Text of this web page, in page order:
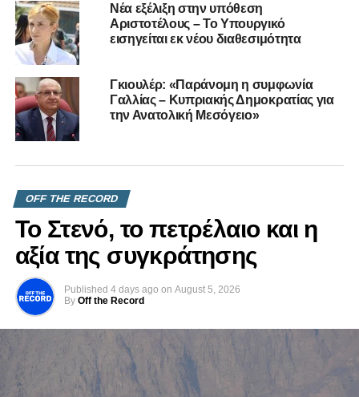
Νέα εξέλιξη στην υπόθεση
Αριστοτέλους – Το Υπουργικό
εισηγείται εκ νέου διαθεσιμότητα
Γκιουλέρ: «Παράνομη η συμφωνία
Γαλλίας – Κυπριακής Δημοκρατίας για
την Ανατολική Μεσόγειο»
OFF THE RECORD
Το Στενό, το πετρέλαιο και η
αξία της συγκράτησης
Published 4 days ago on August 5, 2026
By Off the Record